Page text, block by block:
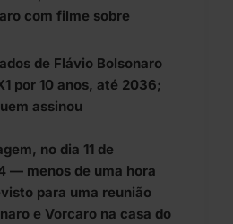
com filme sobre
de Flávio Bolsonaro
por 10 anos, até 2036;
assinou
no dia 11 de
— menos de uma hora
para uma reunião
e Vorcaro na casa do